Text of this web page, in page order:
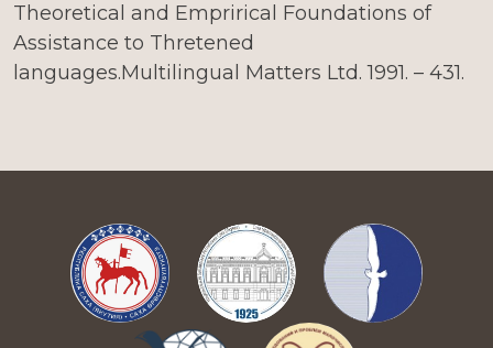
Theoretical and Emprirical Foundations of
Assistance to Thretened
languages.Multilingual Matters Ltd. 1991. – 431.